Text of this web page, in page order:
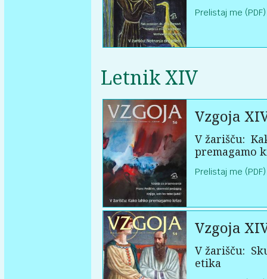
Prelistaj me (PDF)
Letnik XIV
Vzgoja
V žarišču:
premagamo
Prelistaj me (PDF)
Vzgoja
V žarišču:
etika